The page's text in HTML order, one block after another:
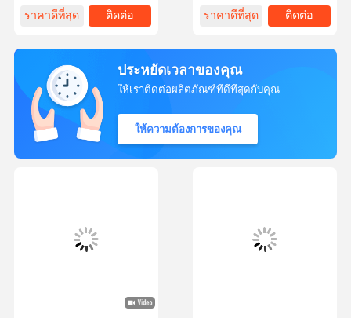
ราคาดีที่สุด
ติดต่อ
ราคาดีที่สุด
ติดต่อ
ประหยัดเวลาของคุณ
ให้เราติดต่อผลิตภัณฑ์ที่ดีที่สุดกับคุณ
ให้ความต้องการของคุณ